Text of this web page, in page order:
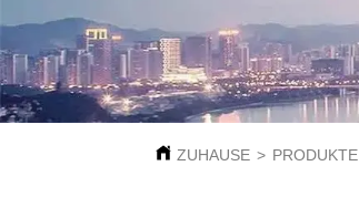
ZUHAUSE > PRODUKTE